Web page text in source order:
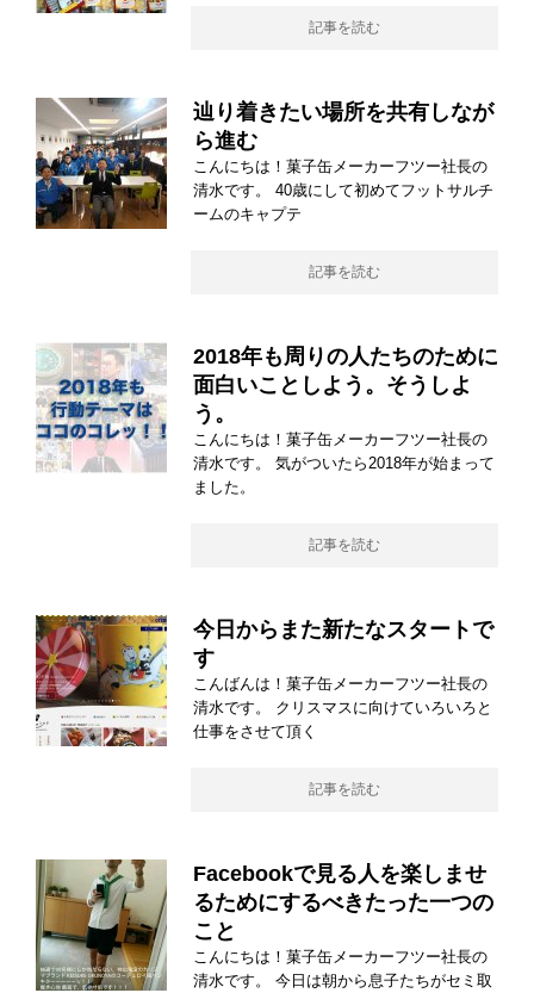
記事を読む
辿り着きたい場所を共有しなが
ら進む
こんにちは！菓子缶メーカーフツー社長の
清水です。 40歳にして初めてフットサルチ
ームのキャプテ
記事を読む
2018年も周りの人たちのために
面白いことしよう。そうしよ
う。
こんにちは！菓子缶メーカーフツー社長の
清水です。 気がついたら2018年が始まって
ました。
記事を読む
今日からまた新たなスタートで
す
こんばんは！菓子缶メーカーフツー社長の
清水です。 クリスマスに向けていろいろと
仕事をさせて頂く
記事を読む
Facebookで見る人を楽しませ
るためにするべきたった一つの
こと
こんにちは！菓子缶メーカーフツー社長の
清水です。 今日は朝から息子たちがセミ取